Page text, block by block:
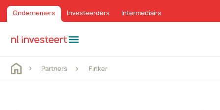
Ondernemers Investeerders Intermediairs
menu
Partners Finker